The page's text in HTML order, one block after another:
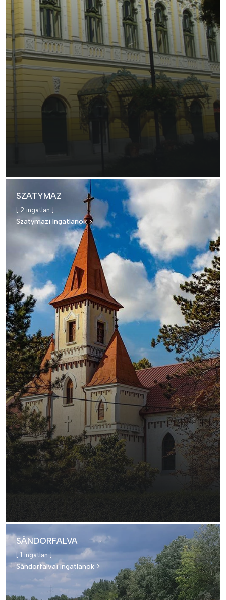
SZATYMAZ
[ 2 ingatlan ]
Szatymazi Ingatlanok
SÁNDORFALVA
[ 1 ingatlan ]
Sándorfalvai Ingatlanok